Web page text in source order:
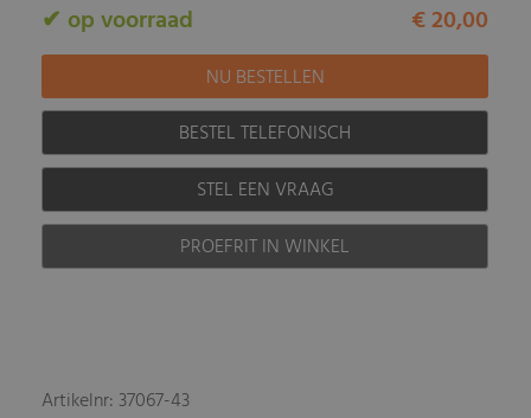
✔ op voorraad € 20,00
BESTEL TELEFONISCH
STEL EEN VRAAG
PROEFRIT IN WINKEL
Artikelnr: 37067-43